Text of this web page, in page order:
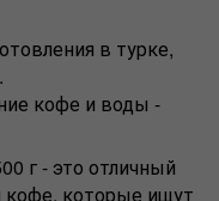
в турке,
кофе и воды -
г - это отличный
кофе, которые ищут